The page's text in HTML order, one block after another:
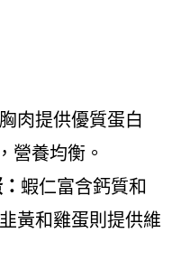
肉提供優質蛋白
營養均衡。
蝦仁富含鈣質和
黃和雞蛋則提供維